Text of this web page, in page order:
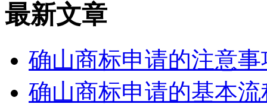
最新文章
确山商标申请的注意事
确山商标申请的基本流